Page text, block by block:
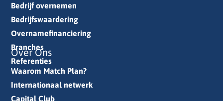
Bedrijf overnemen
Bedrijfswaardering
Overnamefinanciering
Branches
Referenties
Over Ons
Waarom Match Plan?
Internationaal netwerk
Capital Club